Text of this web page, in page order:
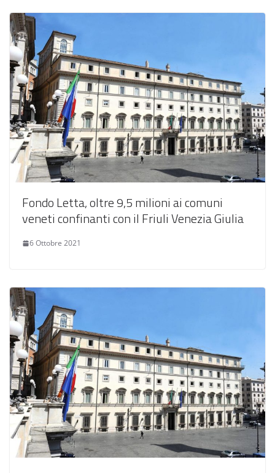
Fondo Letta, oltre 9,5 milioni ai comuni
veneti confinanti con il Friuli Venezia Giulia
6 Ottobre 2021